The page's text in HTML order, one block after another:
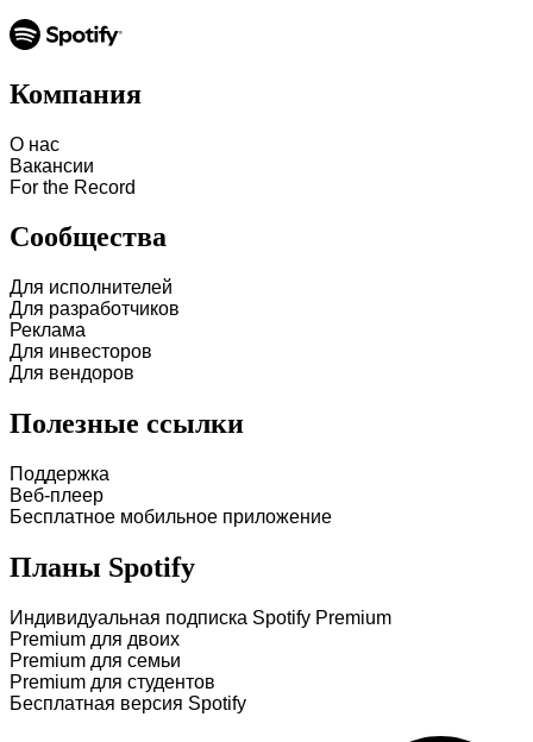
Компания
О нас
Вакансии
For the Record
Сообщества
Для исполнителей
Для разработчиков
Реклама
Для инвесторов
Для вендоров
Полезные ссылки
Поддержка
Веб-плеер
Бесплатное мобильное приложение
Планы Spotify
Индивидуальная подписка Spotify Premium
Premium для двоих
Premium для семьи
Premium для студентов
Бесплатная версия Spotify